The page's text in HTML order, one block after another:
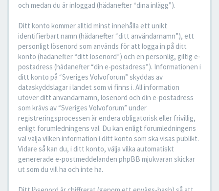
och medan du är inloggad (hädanefter “dina inlägg”).
Ditt konto kommer alltid minst innehålla ett unikt
identifierbart namn (hädanefter “ditt användarnamn”), ett
personligt lösenord som används för att logga in på ditt
konto (hädanefter “ditt lösenord”) och en personlig, giltig e-
postadress (hädanefter “din e-postadress”). Informationen i
ditt konto på “Sveriges Volvoforum” skyddas av
dataskyddslagar i landet som vi finns i. All information
utöver ditt användarnamn, lösenord och din e-postadress
som krävs av “Sveriges Volvoforum” under
registreringsprocessen är endera obligatorisk eller frivillig,
enligt forumledningens val. Du kan enligt forumledningens
val välja vilken information i ditt konto som ska visas publikt.
Vidare så kan du, i ditt konto, välja vilka automatiskt
genererade e-postmeddelanden phpBB mjukvaran skickar
ut som du vill ha och inte ha.